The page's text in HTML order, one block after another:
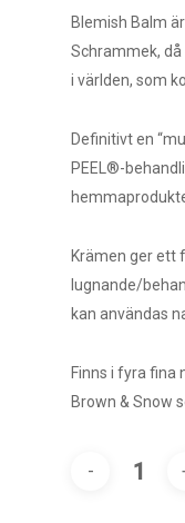
Blemish Balm
Schrammek,
i världen, som
Definitivt en
PEEL®-
Krämen ger ett
lugnande/
kan användas
Finns i fyra fina
Brown & Snow